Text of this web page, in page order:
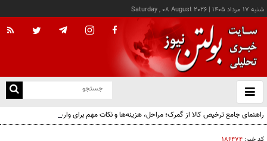
شنبه ۱۷ مرداد ۱۴۰۵ |
Saturday , 08 August 2026
باز
و
راهنمای جامع ترخیص کالا از گمرک؛ مراحل، هزینه‌ها و نکات مهم برای واردکنندگان